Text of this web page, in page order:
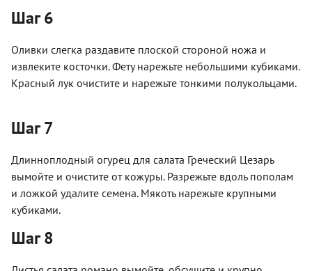
Шаг 6
Оливки слегка раздавите плоской стороной ножа и
извлеките косточки. Фету нарежьте небольшими кубиками.
Красный лук очистите и нарежьте тонкими полукольцами.
Шаг 7
Длинноплодный огурец для салата Греческий Цезарь
вымойте и очистите от кожуры. Разрежьте вдоль пополам
и ложкой удалите семена. Мякоть нарежьте крупными
кубиками.
Шаг 8